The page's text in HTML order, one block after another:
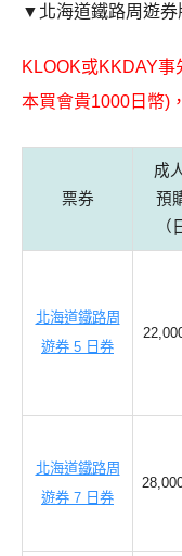
▼北海道鐵路周遊券
KLOOK或KKDAY
本買會貴1000日幣)
票券
成
預
（
北海道鐵路周
遊券 5 日券
北海道鐵路周
遊券 7 日券